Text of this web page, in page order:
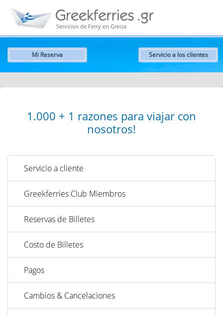
Servicios de Ferry en Grecia
Servicio a los clientes
Mi Reserva
1.000 + 1 razones para viajar con
nosotros!
Servicio a cliente
Greekferries Club Miembros
Reservas de Billetes
Costo de Billetes
Pagos
Cambios & Cancelaciones